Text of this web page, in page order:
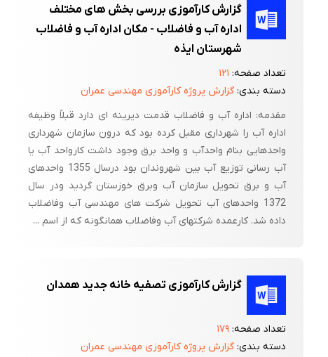
گزارش کارآموزی بررسی بخش های مختلف
اداره آب و فاضلاب - مکان اداره آب و فاضلاب
شهرستان ایذه
تعداد صفحه: ۱۲۱
دسته بندی:گزارش پروژه کارآموزی مهندسی عمران
مقدمه: اداره آب و فاضلاب قدمت دیرینه ای دارد قبلاً وظیفه
اداره آب را شهرداری مقبل کرده بود که درون سازمان شهرداری
واحدهایی بنام واحدآب و واحد برق وجود داشت کارواحد آب یا
آب رسانی توزیع آب بین شهروندان بود درسال 1355 واحدهای
آب و برق تحویل سازمان آب وبرق خوزستان گردید ودر سال
1372 واحدهای آب تحویل شرکت های مهندسی آب وفاضلاب
داده شد. کارعمده شرکتهای آب وفاضلاب همانگونه که از اسم ...
گزارش کارآموزی تصفیه خانه جدید همدان
تعداد صفحه:۱۷۹
دسته بندی:گزارش پروژه کارآموزی مهندسی عمران